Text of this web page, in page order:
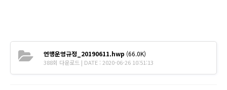
연맹운영규정_20190611.hwp (66.0K)
388회 다운로드 | DATE : 2020-06-26 10:51:13